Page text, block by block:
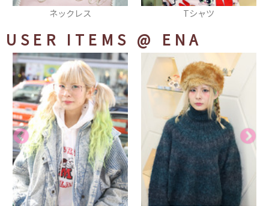
ネックレス Tシャツ
USER ITEMS @ ENA